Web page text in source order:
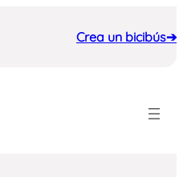
Crea un bicibús➔